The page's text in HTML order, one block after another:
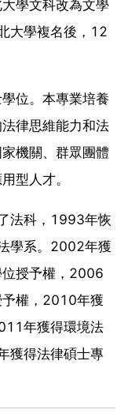
學文科改為文學
大學複名後，12
位。本專業培養
律思維能力和法
機關、群眾團體
型人才。
法科，1993年恢
學系。2002年獲
位授予權，2006
予權，2010年獲
年獲得環境法
獲得法律碩士專